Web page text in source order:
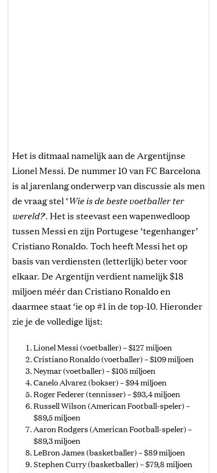
Het is ditmaal namelijk aan de Argentijnse
Lionel Messi. De nummer 10 van FC Barcelona
is al jarenlang onderwerp van discussie als men
de vraag stel ‘Wie is de beste voetballer ter
wereld?‘. Het is steevast een wapenwedloop
tussen Messi en zijn Portugese ‘tegenhanger’
Cristiano Ronaldo. Toch heeft Messi het op
basis van verdiensten (letterlijk) beter voor
elkaar. De Argentijn verdient namelijk $18
miljoen méér dan Cristiano Ronaldo en
daarmee staat ‘ie op #1 in de top-10. Hieronder
zie je de volledige lijst:
Lionel Messi (voetballer) – $127 miljoen
Cristiano Ronaldo (voetballer) – $109 miljoen
Neymar (voetballer) – $105 miljoen
Canelo Alvarez (bokser) – $94 miljoen
Roger Federer (tennisser) – $93,4 miljoen
Russell Wilson (American Football-speler) –
$89,5 miljoen
Aaron Rodgers (American Football-speler) –
$89,3 miljoen
LeBron James (basketballer) – $89 miljoen
Stephen Curry (basketballer) – $79,8 miljoen